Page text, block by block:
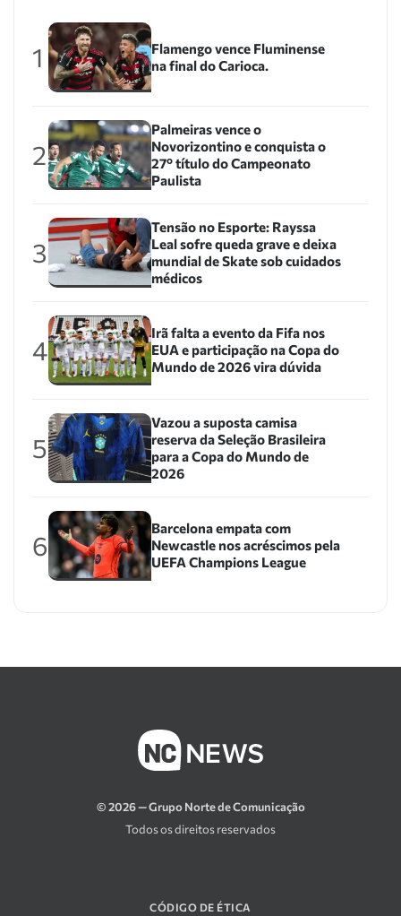
1
Flamengo vence Fluminense
na final do Carioca.
2
Palmeiras vence o
Novorizontino e conquista o
27º título do Campeonato
Paulista
3
Tensão no Esporte: Rayssa
Leal sofre queda grave e deixa
mundial de Skate sob cuidados
médicos
4
Irã falta a evento da Fifa nos
EUA e participação na Copa do
Mundo de 2026 vira dúvida
5
Vazou a suposta camisa
reserva da Seleção Brasileira
para a Copa do Mundo de
2026
6
Barcelona empata com
Newcastle nos acréscimos pela
UEFA Champions League
© 2026 — Grupo Norte de Comunicação
Todos os direitos reservados
CÓDIGO DE ÉTICA